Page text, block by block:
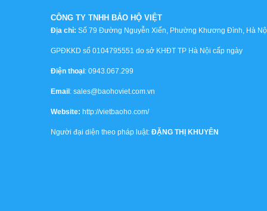
CÔNG TY TNHH BẢO HỘ VIỆT
Địa chỉ: Số 79 Đường Nguyễn Xiển, Phường Khương Đình, Hà
GPĐKKD số 0104795551 do sở KHĐT TP Hà Nội cấp ngày
Điện thoại: 0943.067.299
Email : sales@baohoviet.com.vn
Website: http://vietbaoho.com/
Người đại diện theo pháp luật: ĐẶNG THỊ KHUYÊN